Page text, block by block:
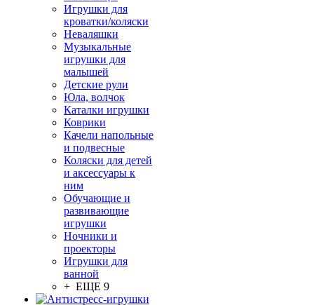
Игрушки для
кроватки/коляски
Неваляшки
Музыкальные
игрушки для
малышей
Детские рули
Юла, волчок
Каталки игрушки
Коврики
Качели напольные
и подвесные
Коляски для детей
и аксессуары к
ним
Обучающие и
развивающие
игрушки
Ночники и
проекторы
Игрушки для
ванной
+ ЕЩЕ 9